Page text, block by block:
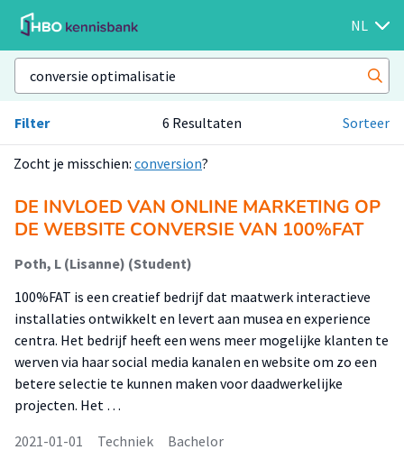
NL
Filter 6 Resultaten Sorteer
Zocht je misschien: conversion?
DE INVLOED VAN ONLINE MARKETING OP
DE WEBSITE CONVERSIE VAN 100%FAT
Poth, L (Lisanne) (Student)
100%FAT is een creatief bedrijf dat maatwerk interactieve
installaties ontwikkelt en levert aan musea en experience
centra. Het bedrijf heeft een wens meer mogelijke klanten te
werven via haar social media kanalen en website om zo een
betere selectie te kunnen maken voor daadwerkelijke
projecten. Het …
2021-01-01
Techniek Bachelor